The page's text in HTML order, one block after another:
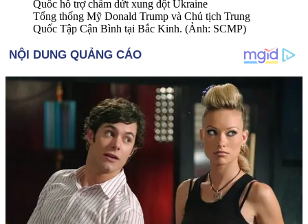
Tổng thống Mỹ Donald Trump và Chủ tịch Trung
Quốc Tập Cận Bình tại Bắc Kinh. (Ảnh: SCMP)